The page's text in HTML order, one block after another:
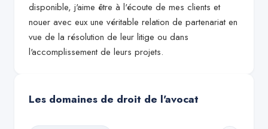
disponible, j'aime être à l'écoute de mes clients et
nouer avec eux une véritable relation de partenariat en
vue de la résolution de leur litige ou dans
l'accomplissement de leurs projets.
Les domaines de droit de l'avocat